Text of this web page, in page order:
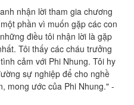
nhận lời tham gia chương
phần vì muốn gặp các con
điều tôi nhận lời là gặp
Tôi thấy các cháu trưởng
cảm với Phi Nhung. Tôi hy
sự nghiệp để cho nghề
mong ước của Phi Nhung." -